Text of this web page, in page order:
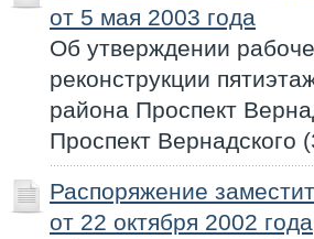
от 5 мая 2003 года
Об утверждении
реконструкции
района Проспект
Проспект Вернадского
Распоряжение
от 22 октября 2002 года